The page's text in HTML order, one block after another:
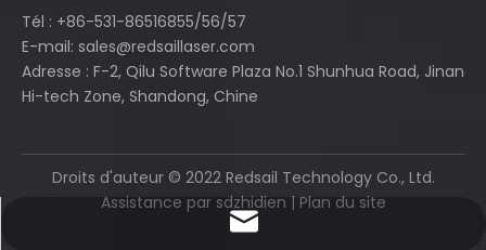
Paramètres d'alimentation
la quantité d'énergie fournie au matériau à graver.Plus la
puissance est élevée, plus l'énergie est délivrée, ce qui
donne des gravures plus profondes et plus
Tél : +86-531-86516855/56/57
E-mail: sales@redsaillaser.com
Adresse : F-2, Qilu Software Plaza No.1 Shunhua Road, Jinan
Hi-tech Zone, Shandong, Chine
sales@redsaillaser.com
Droits d'auteur © 2022Redsail Technology Co., Ltd.
Assistance par sdzhidien | Plan du site